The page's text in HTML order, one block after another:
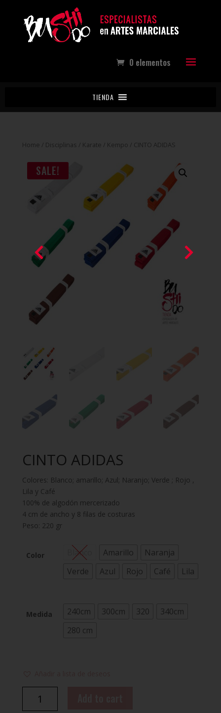
0 elementos
TIENDA
Home / Disciplinas / Karate / Kempo / CINTO ADIDAS
SALE!
CINTO ADIDAS
Colores: Blanco; amarillo; Azul; Naranjo; Verde ; Rojo ,
Lila y Café
100% de algodón mercerizado
4 cm de ancho y 8 filas de costuras
Peso: 220 gr
Color Blanco Amarillo
Naranja
Verde
Azul Rojo Café Lila
Medida 240cm 300cm 320
340cm
280 cm
ADIDAS